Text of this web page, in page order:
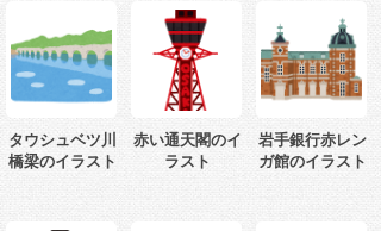
タウシュベツ川
橋梁のイラスト
赤い通天閣のイ
ラスト
岩手銀行赤レン
ガ館のイラスト